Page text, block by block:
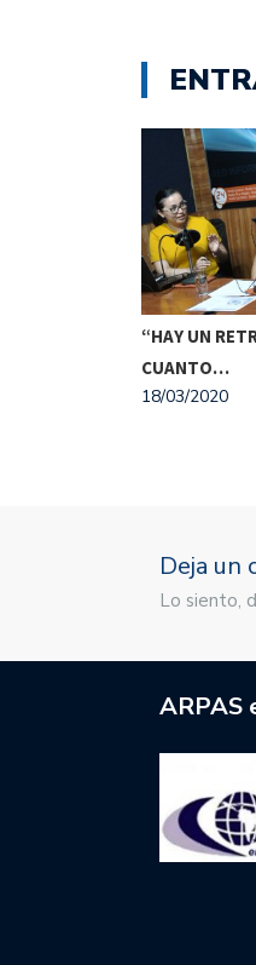
“HAY UN
CUANTO…
18/03/2020
Deja un
Lo siento,
ARPAS